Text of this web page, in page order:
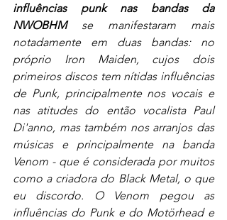
influências punk nas bandas da
NWOBHM se manifestaram mais
notadamente em duas bandas: no
próprio Iron Maiden, cujos dois
primeiros discos tem nítidas influências
de Punk, principalmente nos vocais e
nas atitudes do então vocalista Paul
Di'anno, mas também nos arranjos das
músicas e principalmente na banda
Venom - que é considerada por muitos
como a criadora do Black Metal, o que
eu discordo. O Venom pegou as
influências do Punk e do Motörhead e